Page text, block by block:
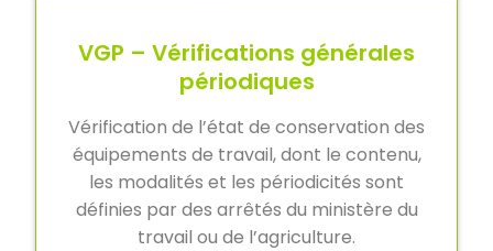
VGP – Vérifications générales
périodiques
Vérification de l’état de conservation des
équipements de travail, dont le contenu,
les modalités et les périodicités sont
définies par des arrêtés du ministère du
travail ou de l’agriculture.